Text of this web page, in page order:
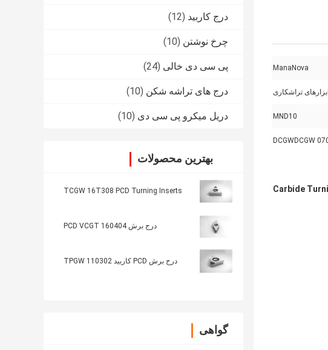
درج کاربید (12)
چرخ نوشتن (10)
پی سی دی خالی (24)
درج های تراشه شکن (10)
دریل میکرو پی سی دی (10)
بهترین محصولات
TCGW 16T308 PCD Turning Inserts
درج برش PCD VCGT 160404
درج برش PCD کاربید TPGW 110302
گواهی
ManaNova
ابزارهای تراشکاری
MND10
DCGWDCGW
Carbide